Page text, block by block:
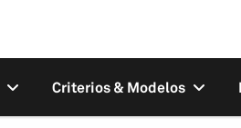
Criterios & Modelos